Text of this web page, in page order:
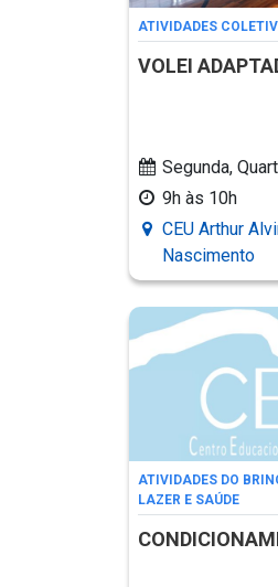
ATIVIDADES
VOLEI
Segunda,
9h às 10h
CEU Arthur
Nascimento
ATIVIDADES DO
LAZER E SAÚDE